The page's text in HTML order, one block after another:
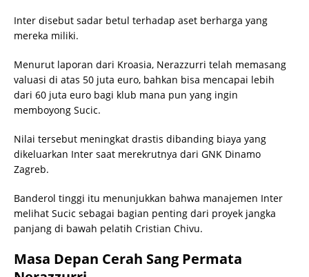
Inter disebut sadar betul terhadap aset berharga yang
mereka miliki.
Menurut laporan dari Kroasia, Nerazzurri telah memasang
valuasi di atas 50 juta euro, bahkan bisa mencapai lebih
dari 60 juta euro bagi klub mana pun yang ingin
memboyong Sucic.
Nilai tersebut meningkat drastis dibanding biaya yang
dikeluarkan Inter saat merekrutnya dari GNK Dinamo
Zagreb.
Banderol tinggi itu menunjukkan bahwa manajemen Inter
melihat Sucic sebagai bagian penting dari proyek jangka
panjang di bawah pelatih Cristian Chivu.
Masa Depan Cerah Sang Permata